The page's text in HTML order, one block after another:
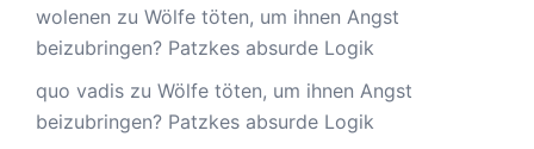
wolenen zu Wölfe töten, um ihnen Angst
beizubringen? Patzkes absurde Logik
quo vadis zu Wölfe töten, um ihnen Angst
beizubringen? Patzkes absurde Logik